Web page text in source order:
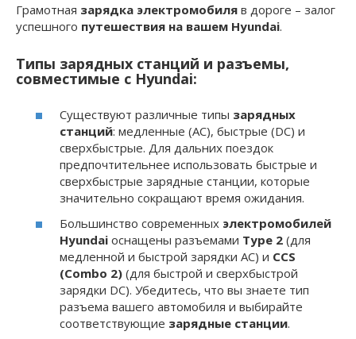
Грамотная зарядка электромобиля в дороге – залог
успешного путешествия на вашем Hyundai.
Типы зарядных станций и разъемы,
совместимые с Hyundai:
Существуют различные типы зарядных
станций: медленные (AC), быстрые (DC) и
сверхбыстрые. Для дальних поездок
предпочтительнее использовать быстрые и
сверхбыстрые зарядные станции, которые
значительно сокращают время ожидания.
Большинство современных электромобилей
Hyundai оснащены разъемами Type 2 (для
медленной и быстрой зарядки AC) и CCS
(Combo 2) (для быстрой и сверхбыстрой
зарядки DC). Убедитесь, что вы знаете тип
разъема вашего автомобиля и выбирайте
соответствующие зарядные станции.